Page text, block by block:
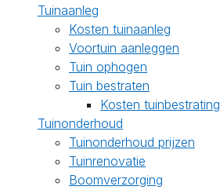
Tuinaanleg
Kosten tuinaanleg
Voortuin aanleggen
Tuin ophogen
Tuin bestraten
Kosten tuinbestrating
Tuinonderhoud
Tuinonderhoud prijzen
Tuinrenovatie
Boomverzorging